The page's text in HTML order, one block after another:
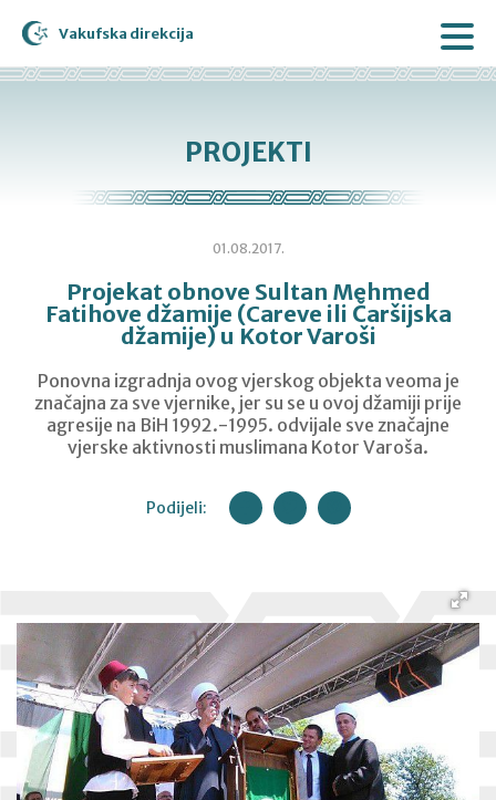
Vakufska direkcija
PROJEKTI
01.08.2017.
Projekat obnove Sultan Mehmed
Fatihove džamije (Careve ili Čaršijska
džamije) u Kotor Varoši
Ponovna izgradnja ovog vjerskog objekta veoma je
značajna za sve vjernike, jer su se u ovoj džamiji prije
agresije na BiH 1992.-1995. odvijale sve značajne
vjerske aktivnosti muslimana Kotor Varoša.
Podijeli: